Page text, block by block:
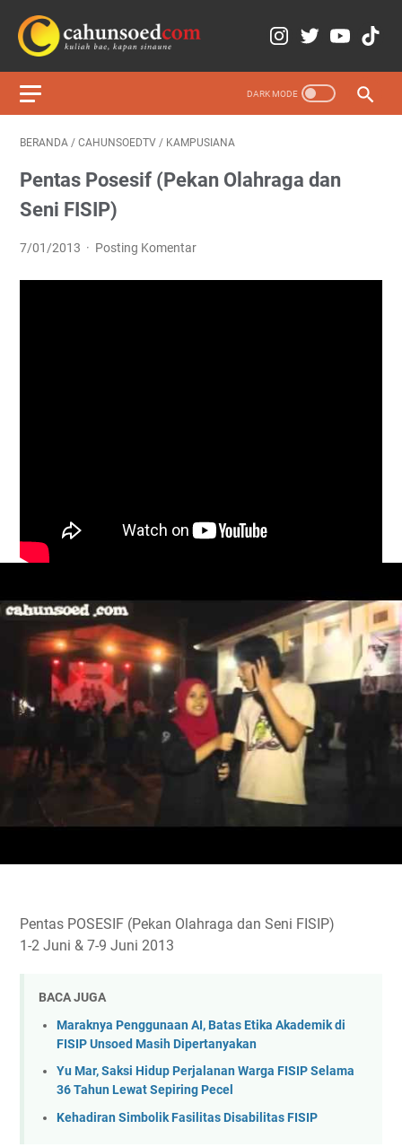
BERANDA / CAHUNSOEDTV / KAMPUSIANA
Pentas Posesif (Pekan Olahraga dan
Seni FISIP)
7/01/2013 Posting Komentar
Pentas POSESIF (Pekan Olahraga dan Seni FISIP)
1-2 Juni & 7-9 Juni 2013
BACA JUGA
Maraknya Penggunaan AI, Batas Etika Akademik di
FISIP Unsoed Masih Dipertanyakan
Yu Mar, Saksi Hidup Perjalanan Warga FISIP Selama
36 Tahun Lewat Sepiring Pecel
Kehadiran Simbolik Fasilitas Disabilitas FISIP